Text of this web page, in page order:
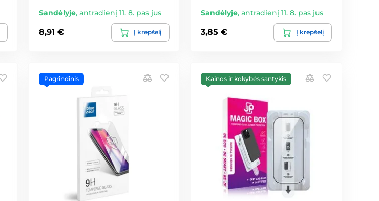
Sandėlyje, antradienį 11. 8. pas jus
8,91 € Į krepšelį
Sandėlyje,antradienį 11. 8. pas jus
3,85 € Į krepšelį
Pagrindinis Kainos ir kokybės santykis